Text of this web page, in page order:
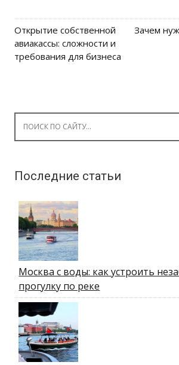
Post navigation
Открытие собственной
авиакассы: сложности и
требования для бизнеса
Зачем
Последние статьи
Москва с воды: как устроить
прогулку по реке